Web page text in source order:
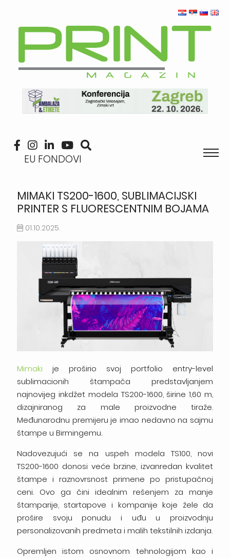
EU FONDOVI
MIMAKI TS200-1600, SUBLIMACIJSKI
PRINTER S FLUORESCENTNIM BOJAMA
01.10.2025.
Mimaki je proširio svoj portfolio entry-level
sublimacionih štampača predstavljanjem
najnovijeg inkdžet modela TS200-1600, širine 1,60 m,
dizajniranog za male proizvodne tiraže.
Međunarodnu premijeru je imao nedavno na sajmu
štampe u Birmingemu.
Nadovezujući se na uspeh modela TS100, novi
TS200-1600 donosi veće brzine, izvanredan kvalitet
štampe i raznovrsnost primene po pristupačnoj
ceni. Ovo ga čini idealnim rešenjem za manje
štamparije, startapove i kompanije koje žele da
prošire svoju ponudu i uđu u proizvodnju
personalizovanih predmeta i malih tekstilnih izdanja.
Opremljen istom osnovnom tehnologijom kao i